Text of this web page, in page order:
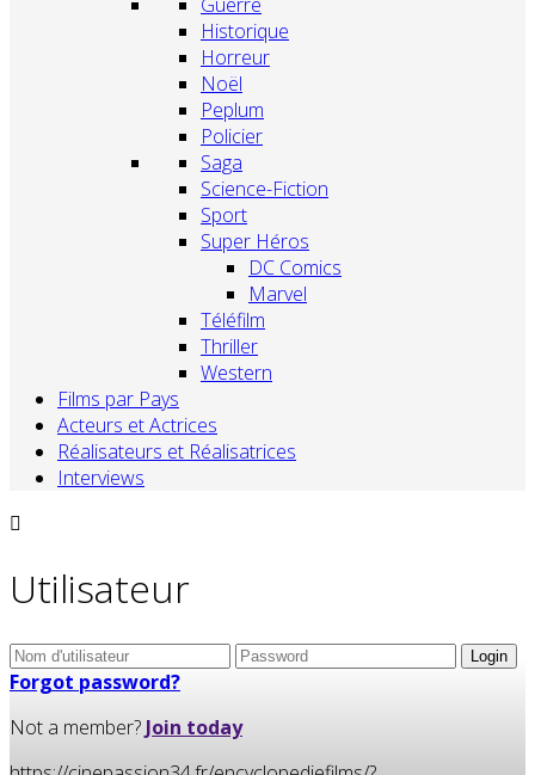
Historique
Horreur
Noël
Peplum
Policier
Saga
Science-Fiction
Sport
Super Héros
DC Comics
Marvel
Téléfilm
Thriller
Western
Films par Pays
Acteurs et Actrices
Réalisateurs et Réalisatrices
Interviews
Utilisateur
Forgot password?
Not a member? Join today